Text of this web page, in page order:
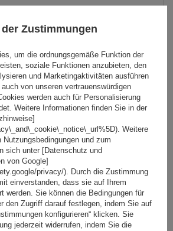
Wir versenden schon am
In den
Zustimmungen
um die ordnungsgemäße Funktion der
soziale Funktionen anzubieten, den
und Marketingaktivitäten ausführen
von unseren vertrauenswürdigen
werden auch für Personalisierung
Weitere Informationen finden Sie in der
Weitere
Nutzungsbedingungen und zum
sich unter [Datenschutz und
von Google]
privacy/). Durch die Zustimmung
einverstanden, dass sie auf Ihrem
werden. Sie können die Bedingungen für
den Zugriff darauf festlegen, indem Sie auf
konfigurieren“ klicken. Sie
jederzeit widerrufen, indem Sie die